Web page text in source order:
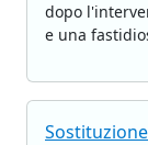
dopo
e una